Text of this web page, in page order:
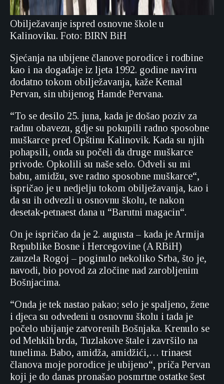
Obilježavanje ispred osnovne škole u
Kalinoviku. Foto: BIRN BiH
Sjećanja na ubijene članove porodice i rodbine
kao i na događaje iz ljeta 1992. godine naviru
dodatno tokom obilježavanja, kaže Kemal
Pervan, sin ubijenog Hamde Pervana.
“To se desilo 25. juna, kada je došao poziv za
radnu obavezu, gdje su pokupili radno sposobne
muškarce pred Opštinu Kalinovik. Kada su njih
pohapsili, onda su počeli da druge muškarce
privode. Opkolili su naše selo. Odveli su mi
babu, amidžu, sve radno sposobne muškarce“,
ispričao je u nedjelju tokom obilježavanja, kao i
da su ih odvezli u osnovnu školu, te nakon
desetak-petnaest dana u “Barutni magacin“.
On je ispričao da je 2. augusta – kada je Armija
Republike Bosne i Hercegovine (A RBiH)
zauzela Rogoj – poginulo nekoliko Srba, što je,
navodi, bio povod za zločine nad zarobljenim
Bošnjacima.
“Onda je tek nastao pakao; selo je spaljeno, žene
i djeca su odvedeni u osnovnu školu i tada je
počelo ubijanje zatvorenih Bošnjaka. Krenulo se
od Mehkih brda, Tuzlakove štale i završilo na
tunelima. Babo, amidža, amidžići,… trinaest
članova moje porodice je ubijeno“, priča Pervan
koji je do danas pronašao posmrtne ostatke šest